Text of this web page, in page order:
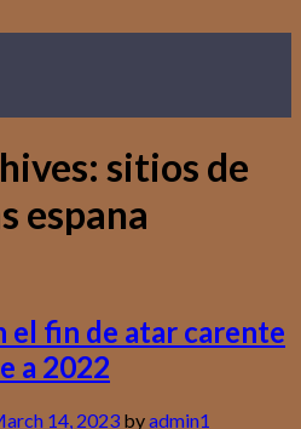
sitios de
espana
el fin de atar carente
a 2022
14, 2023 byadmin1